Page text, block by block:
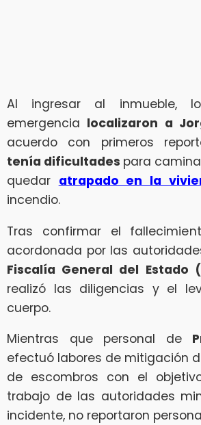
Al ingresar al inmueble,
emergencia localizaron a
acuerdo con primeros
tenía dificultades para
quedar atrapado en la
incendio.
Tras confirmar el
acordonada por las
Fiscalía General del Estado
realizó las diligencias y el
cuerpo.
Mientras que personal de
efectuó labores de mitigación
de escombros con el
trabajo de las autoridades
incidente, no reportaron